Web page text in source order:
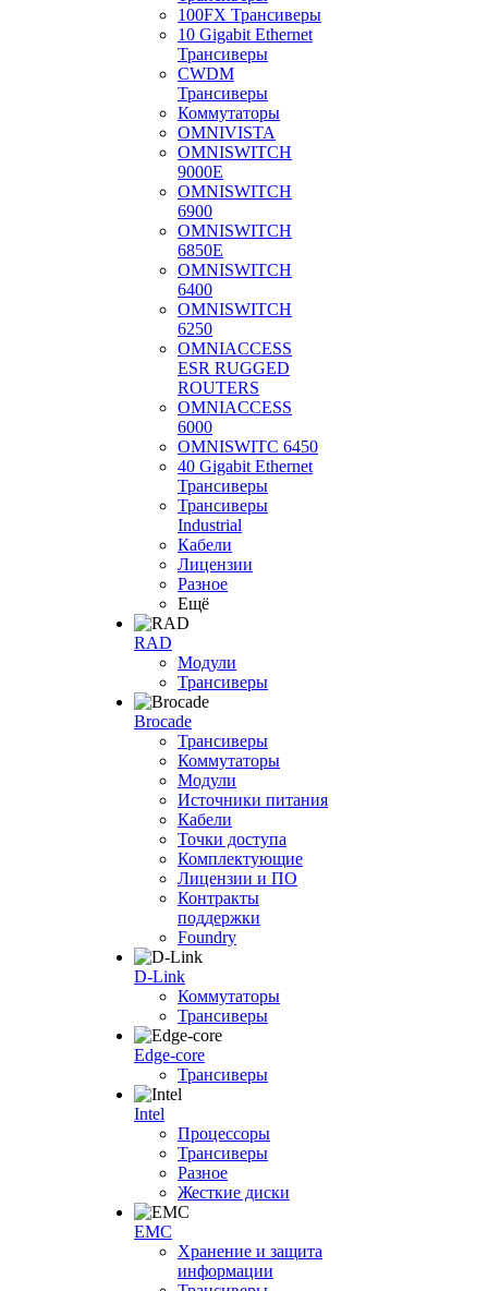
100FX Трансиверы
10 Gigabit Ethernet
Трансиверы
CWDM
Трансиверы
Коммутаторы
OMNIVISTA
OMNISWITCH
9000E
OMNISWITCH
6900
OMNISWITCH
6850E
OMNISWITCH
6400
OMNISWITCH
6250
OMNIACCESS
ESR RUGGED
ROUTERS
OMNIACCESS
6000
OMNISWITC 6450
40 Gigabit Ethernet
Трансиверы
Трансиверы
Industrial
Кабели
Лицензии
Разное
Ещё
RAD
Модули
Трансиверы
Brocade
Трансиверы
Коммутаторы
Модули
Источники питания
Кабели
Точки доступа
Комплектующие
Лицензии и ПО
Контракты
поддержки
Foundry
D-Link
Коммутаторы
Трансиверы
Edge-core
Трансиверы
Intel
Процессоры
Трансиверы
Разное
Жесткие диски
EMC
Хранение и защита
информации